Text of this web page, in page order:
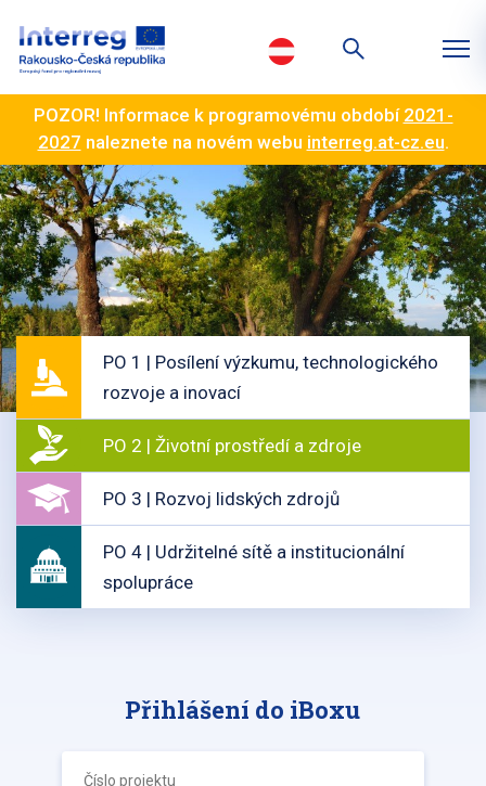
POZOR! Informace k programovému období 2021-
2027 naleznete na novém webu interreg.at-cz.eu.
PO 1 | Posílení výzkumu, technologického
rozvoje a inovací
PO 2 | Životní prostředí a zdroje
PO 3 | Rozvoj lidských zdrojů
PO 4 | Udržitelné sítě a institucionální
spolupráce
Přihlášení do iBoxu